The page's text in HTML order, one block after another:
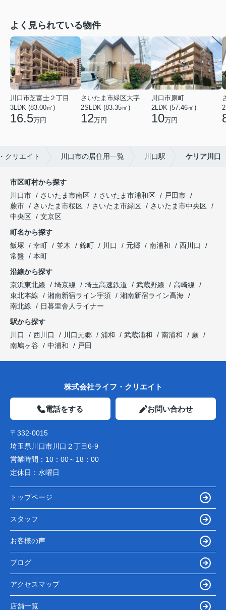
よく見られている物件
川口市芝富士２丁目
3LDK (83.00㎡)
16.5万円
2SLDK (83.35㎡)
12万円
川口市原町
2LDK (57.46㎡)
10万円
クリエイト 川口市の居住用一覧 川口駅 ケリア川口
市区町村から探す
川口市
さいたま市南区 さいたま市浦和区
戸田市
蕨市
さいたま市桜区 さいたま市緑区
さいたま市中央区
中央区
文京区
町名から探す
飯塚
幸町 並木 錦町 川口 元郷 南浦和
西川口
常盤
本町
沿線から探す
京浜東北線
埼京線 埼玉高速鉄道 武蔵野線
高崎線
東北本線
湘南新宿ライン宇須
湘南新宿ライン高海
南北線
日暮里舎人ライナー
駅から探す
川口
西川口 川口元郷 浦和 武蔵浦和 南浦和
蕨
南鳩ヶ谷
中浦和 戸田
株式会社ライフ・クリエイト
電話をする お問い合わせ
〒332-0015
埼玉県川口市川口２丁目6-9
営業時間： 10：00～18：00
定休日： 水曜日
トップページ
スタッフ
お客様の声
ブログ
アクセスマップ
店舗一覧